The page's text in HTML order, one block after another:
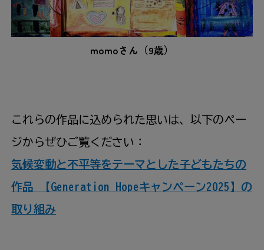
momoさん（9歳）
これらの作品に込められた思いは、以下のペー
ジからぜひご覧ください：
気候変動と不平等をテーマとした子どもたちの
作品 【Generation Hopeキャンペーン2025】の
取り組み